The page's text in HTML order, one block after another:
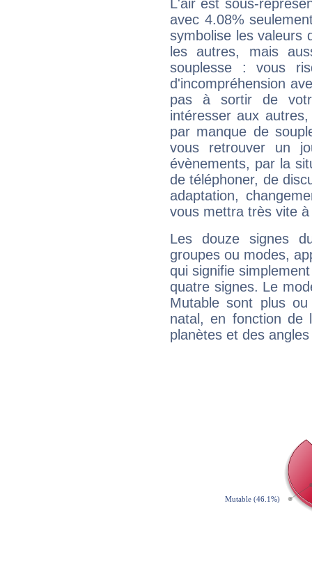
L'air est sous-
avec 4.08%
symbolise les valeurs
les autres, mais
souplesse : vous
d'incompréhension
pas à sortir de
intéresser aux
par manque de
vous retrouver un
évènements, par la
de téléphoner, de
adaptation,
vous mettra très vite
Les douze signes
groupes ou modes,
qui signifie
quatre signes. Le
Mutable sont plus
natal, en fonction de
planètes et des